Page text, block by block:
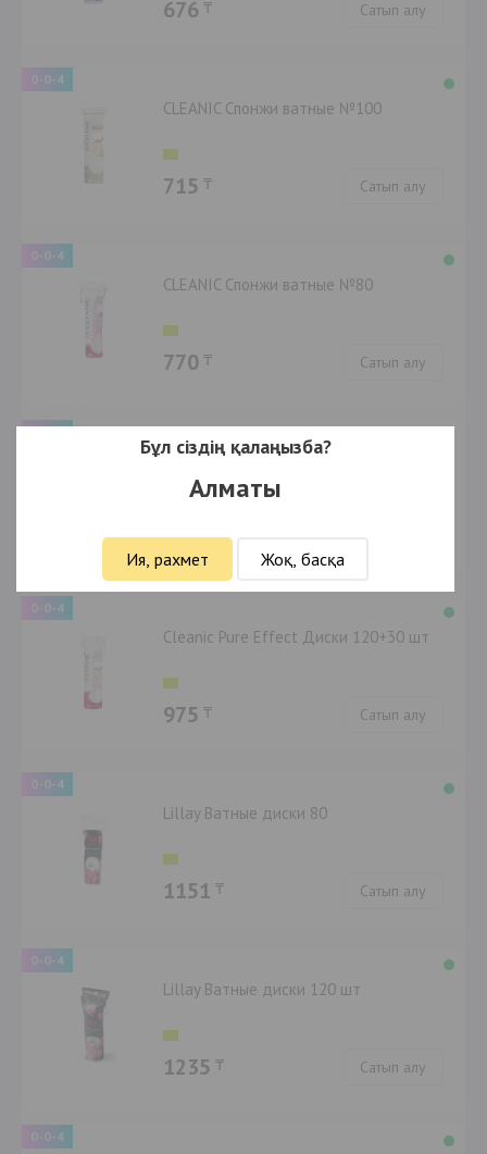
676 ₸ Сатып алу
0-0-4
CLEANIC Спонжи ватные №100
715 ₸ Сатып алу
0-0-4
CLEANIC Спонжи ватные №80
770 ₸ Сатып алу
0-0-4
CLEANIC Спонжи ватные №50
510 ₸
0-0-4
Cleanic Pure Effect Диски 120+30 шт
975 ₸ Сатып алу
0-0-4
Lillay Ватные диски 80
1151 ₸ Сатып алу
0-0-4
Lillay Ватные диски 120 шт
1235 ₸ Сатып алу
0-0-4
Бұл сіздің қалаңызба?
Алматы
Ия, рахмет Жоқ, басқа